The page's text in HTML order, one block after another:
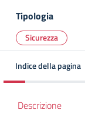
Tipologia
Sicurezza
Indice della pagina
Descrizione